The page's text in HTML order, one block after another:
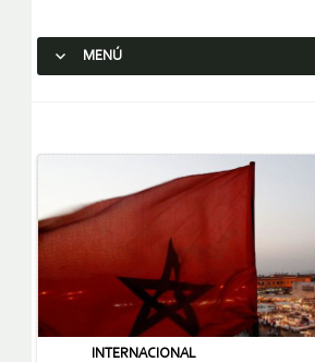
MENÚ
INTERNACIONAL